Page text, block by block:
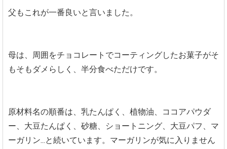
父もこれが一番良いと言いました。
母は、周囲をチョコレートでコーティングしたお菓子がそ
もそもダメらしく、半分食べただけです。
原材料名の順番は、乳たんぱく、植物油、ココアパウダ
ー、大豆たんぱく、砂糖、ショートニング、大豆パフ、マ
ーガリン...と続いています。マーガリンが気に入りません